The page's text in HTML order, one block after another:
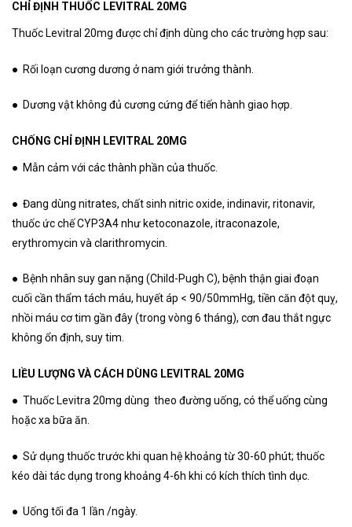
CHỈ ĐỊNH THUỐC LEVITRAL 20MG
Thuốc Levitral 20mg được chỉ định dùng cho các trường hợp sau:
● Rối loạn cương dương ở nam giới trưởng thành.
● Dương vật không đủ cương cứng để tiến hành giao hợp.
CHỐNG CHỈ ĐỊNH LEVITRAL 20MG
● Mẫn cảm với các thành phần của thuốc.
● Đang dùng nitrates, chất sinh nitric oxide, indinavir, ritonavir,
thuốc ức chế CYP3A4 như ketoconazole, itraconazole,
erythromycin và clarithromycin.
● Bệnh nhân suy gan nặng (Child-Pugh C), bệnh thận giai đoạn
cuối cần thẩm tách máu, huyết áp < 90/50mmHg, tiền căn đột quỵ,
nhồi máu cơ tim gần đây (trong vòng 6 tháng), cơn đau thắt ngực
không ổn định, suy tim.
LIỀU LƯỢNG VÀ CÁCH DÙNG LEVITRAL 20MG
● Thuốc Levitra 20mg dùng theo đường uống, có thể uống cùng
hoặc xa bữa ăn.
● Sử dụng thuốc trước khi quan hệ khoảng từ 30-60 phút; thuốc
kéo dài tác dụng trong khoảng 4-6h khi có kích thích tình dục.
● Uống tối đa 1 lần /ngày.